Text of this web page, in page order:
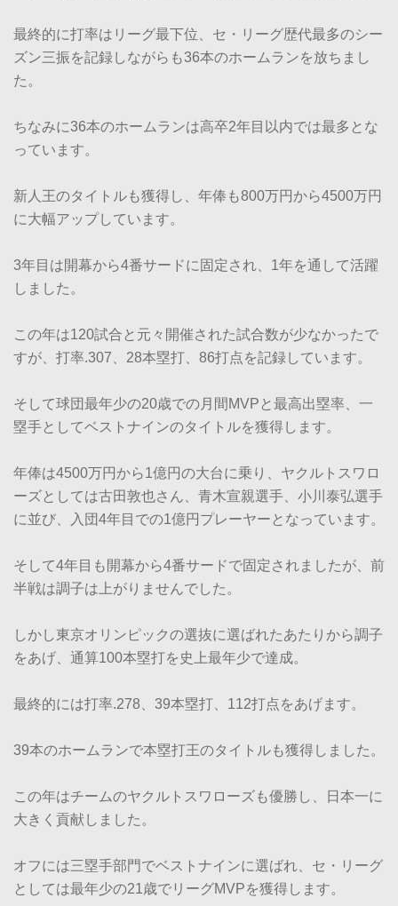
最終的に打率はリーグ最下位、セ・リーグ歴代最多のシー
ズン三振を記録しながらも36本のホームランを放ちまし
た。
ちなみに36本のホームランは高卒2年目以内では最多とな
っています。
新人王のタイトルも獲得し、年俸も800万円から4500万円
に大幅アップしています。
3年目は開幕から4番サードに固定され、1年を通して活躍
しました。
この年は120試合と元々開催された試合数が少なかったで
すが、打率.307、28本塁打、86打点を記録しています。
そして球団最年少の20歳での月間MVPと最高出塁率、一
塁手としてベストナインのタイトルを獲得します。
年俸は4500万円から1億円の大台に乗り、ヤクルトスワロ
ーズとしては古田敦也さん、青木宣親選手、小川泰弘選手
に並び、入団4年目での1億円プレーヤーとなっています。
そして4年目も開幕から4番サードで固定されましたが、前
半戦は調子は上がりませんでした。
しかし東京オリンピックの選抜に選ばれたあたりから調子
をあげ、通算100本塁打を史上最年少で達成。
最終的には打率.278、39本塁打、112打点をあげます。
39本のホームランで本塁打王のタイトルも獲得しました。
この年はチームのヤクルトスワローズも優勝し、日本一に
大きく貢献しました。
オフには三塁手部門でベストナインに選ばれ、セ・リーグ
としては最年少の21歳でリーグMVPを獲得します。